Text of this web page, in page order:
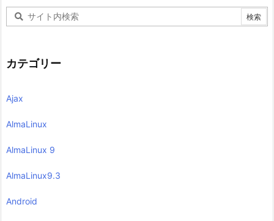
カテゴリー
Ajax
AlmaLinux
AlmaLinux 9
AlmaLinux9.3
Android